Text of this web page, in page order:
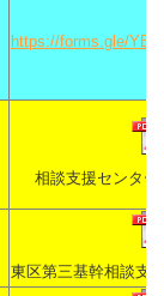
https://forms.gle/
相談支援センタ
東区第三基幹相談支